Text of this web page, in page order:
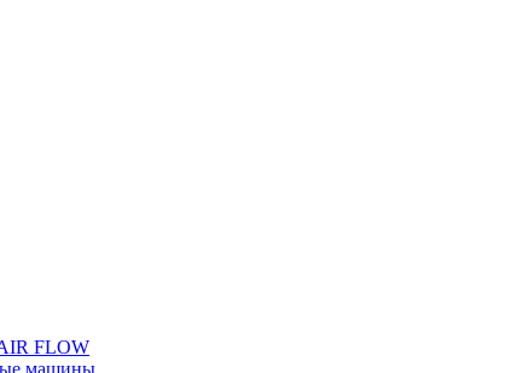
FLOW
машины